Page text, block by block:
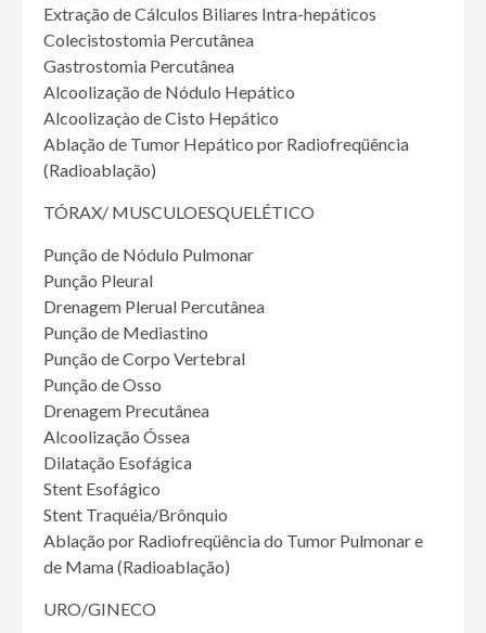
Extração de Cálculos Biliares Intra-hepáticos
Colecistostomia Percutânea
Gastrostomia Percutânea
Alcoolização de Nódulo Hepático
Alcoolizaçào de Cisto Hepático
Ablação de Tumor Hepático por Radiofreqüência
(Radioablação)
TÓRAX/ MUSCULOESQUELÉTICO
Punção de Nódulo Pulmonar
Punção Pleural
Drenagem Plerual Percutânea
Punção de Mediastino
Punção de Corpo Vertebral
Punção de Osso
Drenagem Precutânea
Alcoolização Óssea
Dilatação Esofágica
Stent Esofágico
Stent Traquéia/Brônquio
Ablação por Radiofreqüência do Tumor Pulmonar e
de Mama (Radioablação)
URO/GINECO